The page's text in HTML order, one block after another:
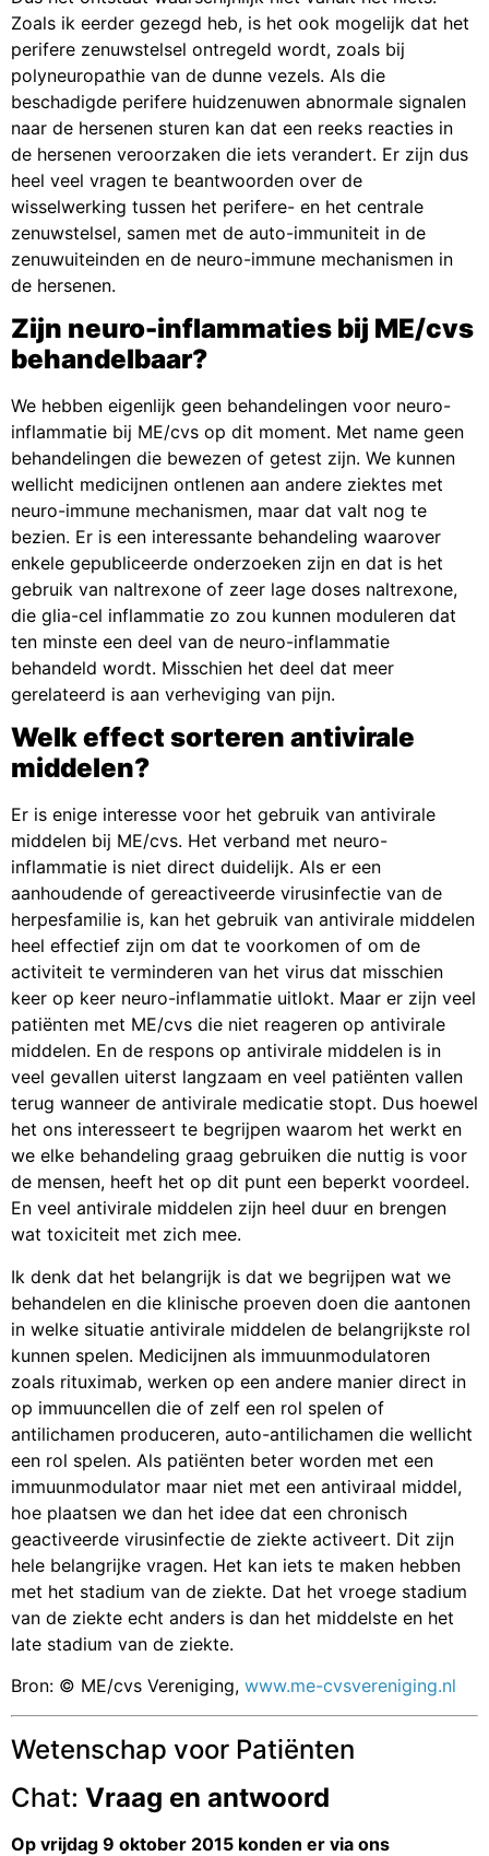
Zoals ik eerder gezegd heb, is het ook mogelijk dat het
perifere zenuwstelsel ontregeld wordt, zoals bij
polyneuropathie van de dunne vezels. Als die
beschadigde perifere huidzenuwen abnormale signalen
naar de hersenen sturen kan dat een reeks reacties in
de hersenen veroorzaken die iets verandert. Er zijn dus
heel veel vragen te beantwoorden over de
wisselwerking tussen het perifere- en het centrale
zenuwstelsel, samen met de auto-immuniteit in de
zenuwuiteinden en de neuro-immune mechanismen in
de hersenen.
Zijn neuro-inflammaties bij ME/cvs
behandelbaar?
We hebben eigenlijk geen behandelingen voor neuro-
inflammatie bij ME/cvs op dit moment. Met name geen
behandelingen die bewezen of getest zijn. We kunnen
wellicht medicijnen ontlenen aan andere ziektes met
neuro-immune mechanismen, maar dat valt nog te
bezien. Er is een interessante behandeling waarover
enkele gepubliceerde onderzoeken zijn en dat is het
gebruik van naltrexone of zeer lage doses naltrexone,
die glia-cel inflammatie zo zou kunnen moduleren dat
ten minste een deel van de neuro-inflammatie
behandeld wordt. Misschien het deel dat meer
gerelateerd is aan verheviging van pijn.
Welk effect sorteren antivirale
middelen?
Er is enige interesse voor het gebruik van antivirale
middelen bij ME/cvs. Het verband met neuro-
inflammatie is niet direct duidelijk. Als er een
aanhoudende of gereactiveerde virusinfectie van de
herpesfamilie is, kan het gebruik van antivirale middelen
heel effectief zijn om dat te voorkomen of om de
activiteit te verminderen van het virus dat misschien
keer op keer neuro-inflammatie uitlokt. Maar er zijn veel
patiënten met ME/cvs die niet reageren op antivirale
middelen. En de respons op antivirale middelen is in
veel gevallen uiterst langzaam en veel patiënten vallen
terug wanneer de antivirale medicatie stopt. Dus hoewel
het ons interesseert te begrijpen waarom het werkt en
we elke behandeling graag gebruiken die nuttig is voor
de mensen, heeft het op dit punt een beperkt voordeel.
En veel antivirale middelen zijn heel duur en brengen
wat toxiciteit met zich mee.
Ik denk dat het belangrijk is dat we begrijpen wat we
behandelen en die klinische proeven doen die aantonen
in welke situatie antivirale middelen de belangrijkste rol
kunnen spelen. Medicijnen als immuunmodulatoren
zoals rituximab, werken op een andere manier direct in
op immuuncellen die of zelf een rol spelen of
antilichamen produceren, auto-antilichamen die wellicht
een rol spelen. Als patiënten beter worden met een
immuunmodulator maar niet met een antiviraal middel,
hoe plaatsen we dan het idee dat een chronisch
geactiveerde virusinfectie de ziekte activeert. Dit zijn
hele belangrijke vragen. Het kan iets te maken hebben
met het stadium van de ziekte. Dat het vroege stadium
van de ziekte echt anders is dan het middelste en het
late stadium van de ziekte.
Bron: © ME/cvs Vereniging, www.me-cvsvereniging.nl
Wetenschap voor Patiënten
Chat: Vraag en antwoord
Op vrijdag 9 oktober 2015 konden er via ons